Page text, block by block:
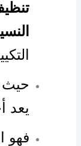
حيث
يعد
فهو